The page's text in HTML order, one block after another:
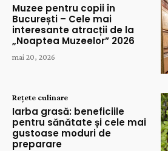
Muzee pentru copii în
București – Cele mai
interesante atracții de la
„Noaptea Muzeelor” 2026
mai 20, 2026
Rețete culinare
Iarba grasă: beneficiile
pentru sănătate și cele mai
gustoase moduri de
preparare